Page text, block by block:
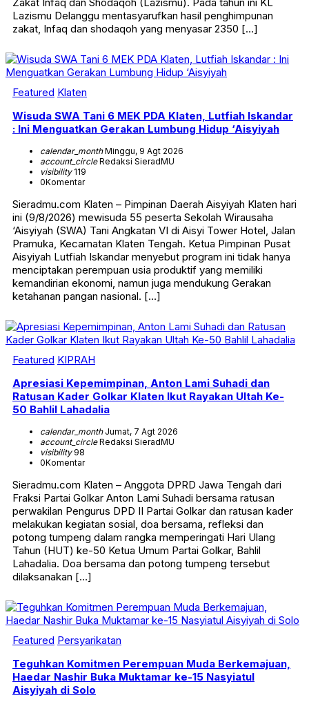
Zakat Infaq dan Shodaqoh (Lazismu). Pada tahun ini KL
Lazismu Delanggu mentasyarufkan hasil penghimpunan
zakat, Infaq dan shodaqoh yang menyasar 2350 […]
Featured Klaten
Wisuda SWA Tani 6 MEK PDA Klaten, Lutfiah Iskandar
: Ini Menguatkan Gerakan Lumbung Hidup ‘Aisyiyah
calendar_monthMinggu, 9 Agt 2026
account_circleRedaksi SieradMU
visibility119
0Komentar
Sieradmu.com Klaten – Pimpinan Daerah Aisyiyah Klaten hari
ini (9/8/2026) mewisuda 55 peserta Sekolah Wirausaha
‘Aisyiyah (SWA) Tani Angkatan VI di Aisyi Tower Hotel, Jalan
Pramuka, Kecamatan Klaten Tengah. Ketua Pimpinan Pusat
Aisyiyah Lutfiah Iskandar menyebut program ini tidak hanya
menciptakan perempuan usia produktif yang memiliki
kemandirian ekonomi, namun juga mendukung Gerakan
ketahanan pangan nasional. […]
Featured KIPRAH
Apresiasi Kepemimpinan, Anton Lami Suhadi dan
Ratusan Kader Golkar Klaten Ikut Rayakan Ultah Ke-
50 Bahlil Lahadalia
calendar_monthJumat, 7 Agt 2026
account_circleRedaksi SieradMU
visibility98
0Komentar
Sieradmu.com Klaten – Anggota DPRD Jawa Tengah dari
Fraksi Partai Golkar Anton Lami Suhadi bersama ratusan
perwakilan Pengurus DPD II Partai Golkar dan ratusan kader
melakukan kegiatan sosial, doa bersama, refleksi dan
potong tumpeng dalam rangka memperingati Hari Ulang
Tahun (HUT) ke-50 Ketua Umum Partai Golkar, Bahlil
Lahadalia. Doa bersama dan potong tumpeng tersebut
dilaksanakan […]
Featured Persyarikatan
Teguhkan Komitmen Perempuan Muda Berkemajuan,
Haedar Nashir Buka Muktamar ke-15 Nasyiatul
Aisyiyah di Solo